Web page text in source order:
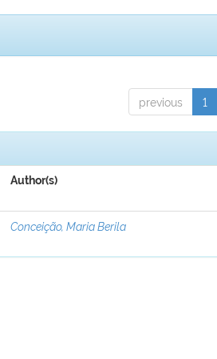
previous 1
Author(s)
Conceição, Maria Berila